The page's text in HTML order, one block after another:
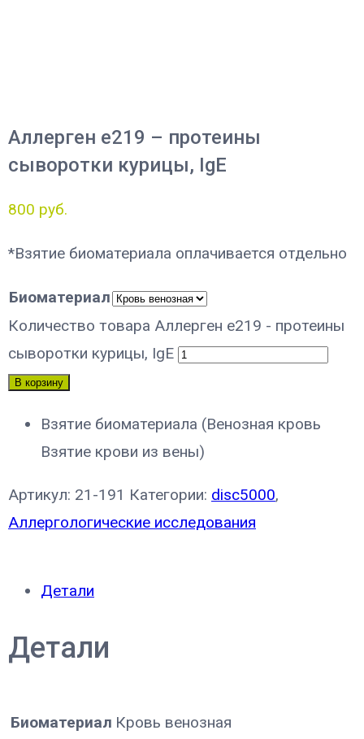
Аллерген e219 – протеины
сыворотки курицы, IgE
800 руб.
*Взятие биоматериала оплачивается отдельно
Биоматериал
Количество товара Аллерген e219 - протеины
сыворотки курицы, IgE
В корзину
Взятие биоматериала (Венозная кровь
Взятие крови из вены)
Артикул: 21-191 Категории: disc5000,
Аллергологические исследования
Детали
Детали
Биоматериал Кровь венозная